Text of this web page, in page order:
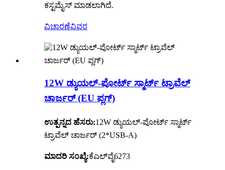
ಕಸ್ಟಮೈಸ್ ಮಾಡಲಾಗಿದೆ.
ವಿಚಾರಣೆವಿವರ
12W ಡ್ಯುಯಲ್-ಪೋರ್ಟ್ ಸ್ಮಾರ್ಟ್ ಟ್ರಾವೆಲ್
ಚಾರ್ಜರ್ (EU ಪ್ಲಗ್)
ಉತ್ಪನ್ನದ ಹೆಸರು:12W ಡ್ಯುಯಲ್-ಪೋರ್ಟ್ ಸ್ಮಾರ್ಟ್
ಟ್ರಾವೆಲ್ ಚಾರ್ಜರ್ (2*USB-A)
ಮಾದರಿ ಸಂಖ್ಯೆ:ಕೆಎಲ್‌ವೈ6273